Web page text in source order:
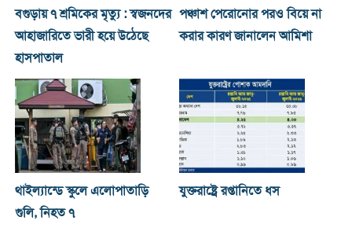
বগুড়ায় ৭ শ্রমিকের মৃত্যু : স্বজনদের
আহাজারিতে ভারী হয়ে উঠেছে
হাসপাতাল
পঞ্চাশ পেরোনোর পরও বিয়ে না
করার কারণ জানালেন আমিশা
থাইল্যান্ডে স্কুলে এলোপাতাড়ি
গুলি, নিহত ৭
যুক্তরাষ্ট্রে রপ্তানিতে ধস